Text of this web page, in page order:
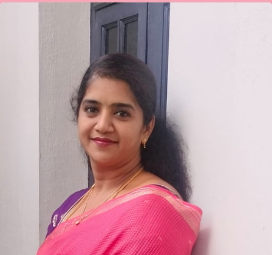
ಚಿತ್ರಕಲೆಯಲ್ಲಿ